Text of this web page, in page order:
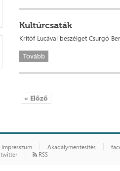
Kultúrcsaták
Kritóf Lucával beszélget Csurgó
Tovább
« Előző
Impresszum Akadálymentesítés
twitter RSS